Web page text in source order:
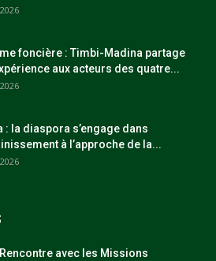
foncière : Timbi-Madina partage
aux acteurs des quatre...
: la diaspora s’engage dans
à l’approche de la...
Rencontre avec les Missions